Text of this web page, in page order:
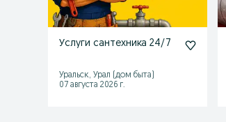
Услуги сантехника 24/7
Уральск, Урал (дом быта)
07 августа 2026 г.